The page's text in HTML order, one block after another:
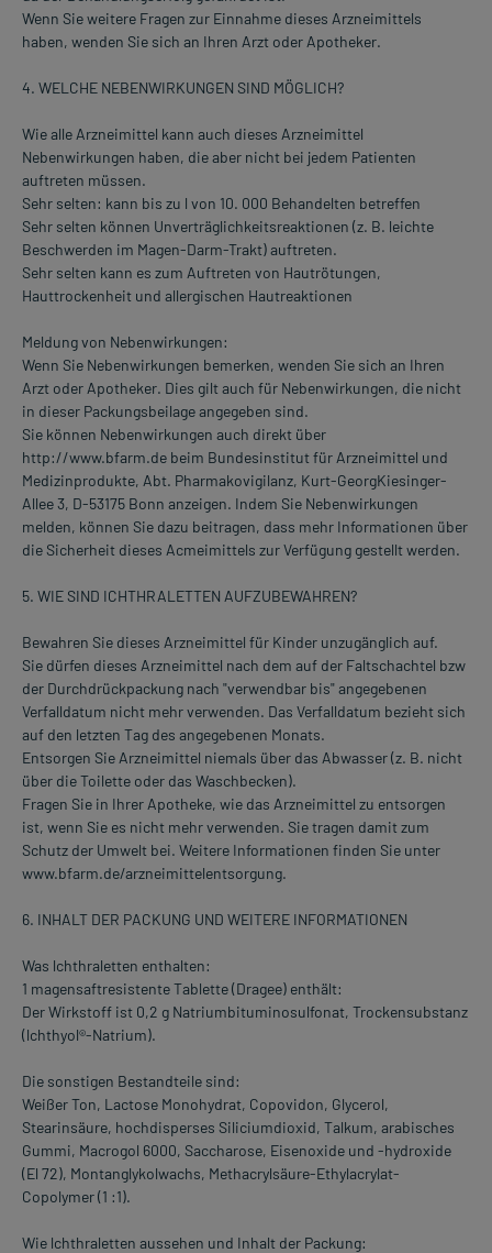
Wenn Sie weitere Fragen zur Einnahme dieses Arzneimittels
haben, wenden Sie sich an Ihren Arzt oder Apotheker.
4. WELCHE NEBENWIRKUNGEN SIND MÖGLICH?
Wie alle Arzneimittel kann auch dieses Arzneimittel
Nebenwirkungen haben, die aber nicht bei jedem Patienten
auftreten müssen.
Sehr selten: kann bis zu l von 10. 000 Behandelten betreffen
Sehr selten können Unverträglichkeitsreaktionen (z. B. leichte
Beschwerden im Magen-Darm-Trakt) auftreten.
Sehr selten kann es zum Auftreten von Hautrötungen,
Hauttrockenheit und allergischen Hautreaktionen
Meldung von Nebenwirkungen:
Wenn Sie Nebenwirkungen bemerken, wenden Sie sich an Ihren
Arzt oder Apotheker. Dies gilt auch für Nebenwirkungen, die nicht
in dieser Packungsbeilage angegeben sind.
Sie können Nebenwirkungen auch direkt über
http://www.bfarm.de beim Bundesinstitut für Arzneimittel und
Medizinprodukte, Abt. Pharmakovigilanz, Kurt-GeorgKiesinger-
Allee 3, D-53175 Bonn anzeigen. Indem Sie Nebenwirkungen
melden, können Sie dazu beitragen, dass mehr Informationen über
die Sicherheit dieses Acmeimittels zur Verfügung gestellt werden.
5. WIE SIND ICHTHRALETTEN AUFZUBEWAHREN?
Bewahren Sie dieses Arzneimittel für Kinder unzugänglich auf.
Sie dürfen dieses Arzneimittel nach dem auf der Faltschachtel bzw
der Durchdrückpackung nach "verwendbar bis" angegebenen
Verfalldatum nicht mehr verwenden. Das Verfalldatum bezieht sich
auf den letzten Tag des angegebenen Monats.
Entsorgen Sie Arzneimittel niemals über das Abwasser (z. B. nicht
über die Toilette oder das Waschbecken).
Fragen Sie in Ihrer Apotheke, wie das Arzneimittel zu entsorgen
ist, wenn Sie es nicht mehr verwenden. Sie tragen damit zum
Schutz der Umwelt bei. Weitere Informationen finden Sie unter
www.bfarm.de/arzneimittelentsorgung.
6. INHALT DER PACKUNG UND WEITERE INFORMATIONEN
Was lchthraletten enthalten:
1 magensaftresistente Tablette (Dragee) enthält:
Der Wirkstoff ist 0,2 g Natriumbituminosulfonat, Trockensubstanz
(lchthyol®-Natrium).
Die sonstigen Bestandteile sind:
Weißer Ton, Lactose Monohydrat, Copovidon, Glycerol,
Stearinsäure, hochdisperses Siliciumdioxid, Talkum, arabisches
Gummi, Macrogol 6000, Saccharose, Eisenoxide und -hydroxide
(El 72), Montanglykolwachs, Methacrylsäure-Ethylacrylat-
Copolymer (1 :1).
Wie lchthraletten aussehen und Inhalt der Packung: